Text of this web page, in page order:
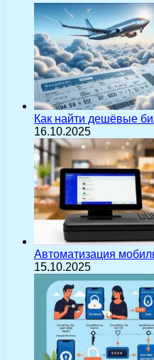
Как найти дешёвые
16.10.2025
Автоматизация
15.10.2025